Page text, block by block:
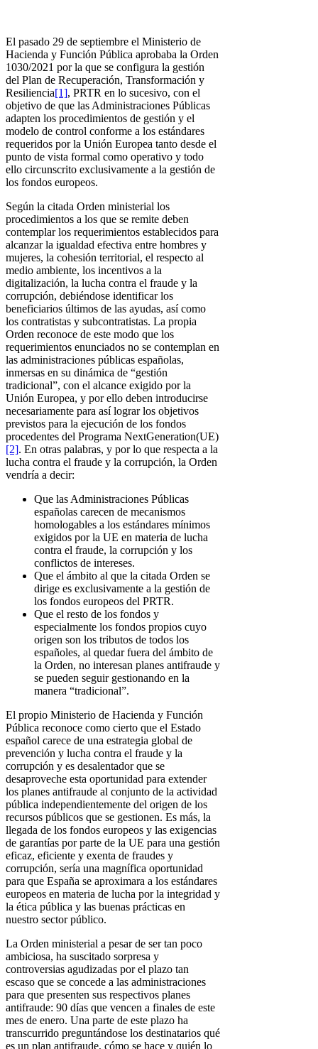
El pasado 29 de septiembre el Ministerio de
Hacienda y Función Pública aprobaba la Orden
1030/2021 por la que se configura la gestión
del Plan de Recuperación, Transformación y
Resiliencia[1], PRTR en lo sucesivo, con el
objetivo de que las Administraciones Públicas
adapten los procedimientos de gestión y el
modelo de control conforme a los estándares
requeridos por la Unión Europea tanto desde el
punto de vista formal como operativo y todo
ello circunscrito exclusivamente a la gestión de
los fondos europeos.
Según la citada Orden ministerial los
procedimientos a los que se remite deben
contemplar los requerimientos establecidos para
alcanzar la igualdad efectiva entre hombres y
mujeres, la cohesión territorial, el respecto al
medio ambiente, los incentivos a la
digitalización, la lucha contra el fraude y la
corrupción, debiéndose identificar los
beneficiarios últimos de las ayudas, así como
los contratistas y subcontratistas. La propia
Orden reconoce de este modo que los
requerimientos enunciados no se contemplan en
las administraciones públicas españolas,
inmersas en su dinámica de “gestión
tradicional”, con el alcance exigido por la
Unión Europea, y por ello deben introducirse
necesariamente para así lograr los objetivos
previstos para la ejecución de los fondos
procedentes del Programa NextGeneration(UE)
[2]. En otras palabras, y por lo que respecta a la
lucha contra el fraude y la corrupción, la Orden
vendría a decir:
Que las Administraciones Públicas
españolas carecen de mecanismos
homologables a los estándares mínimos
exigidos por la UE en materia de lucha
contra el fraude, la corrupción y los
conflictos de intereses.
Que el ámbito al que la citada Orden se
dirige es exclusivamente a la gestión de
los fondos europeos del PRTR.
Que el resto de los fondos y
especialmente los fondos propios cuyo
origen son los tributos de todos los
españoles, al quedar fuera del ámbito de
la Orden, no interesan planes antifraude y
se pueden seguir gestionando en la
manera “tradicional”.
El propio Ministerio de Hacienda y Función
Pública reconoce como cierto que el Estado
español carece de una estrategia global de
prevención y lucha contra el fraude y la
corrupción y es desalentador que se
desaproveche esta oportunidad para extender
los planes antifraude al conjunto de la actividad
pública independientemente del origen de los
recursos públicos que se gestionen. Es más, la
llegada de los fondos europeos y las exigencias
de garantías por parte de la UE para una gestión
eficaz, eficiente y exenta de fraudes y
corrupción, sería una magnífica oportunidad
para que España se aproximara a los estándares
europeos en materia de lucha por la integridad y
la ética pública y las buenas prácticas en
nuestro sector público.
La Orden ministerial a pesar de ser tan poco
ambiciosa, ha suscitado sorpresa y
controversias agudizadas por el plazo tan
escaso que se concede a las administraciones
para que presenten sus respectivos planes
antifraude: 90 días que vencen a finales de este
mes de enero. Una parte de este plazo ha
transcurrido preguntándose los destinatarios qué
es un plan antifraude, cómo se hace y quién lo